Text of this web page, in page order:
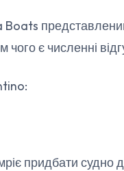
чого є численні
придбати